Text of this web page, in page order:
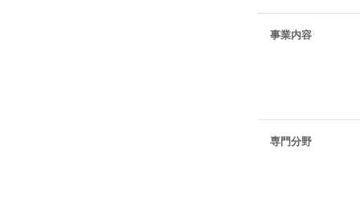
事業内容
専門分野